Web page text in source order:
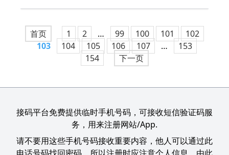
首页 1 2 … 99 100 101
102
103
104 105 106 107 …
153
154
下一页
接码平台免费提供临时手机号码，可接收短信验证码服
务，用来注册网站/App.
请不要用这些手机号码接收重要内容，他人可以通过此
电话号码找回密码，所以注册时应注意个人信息，由此